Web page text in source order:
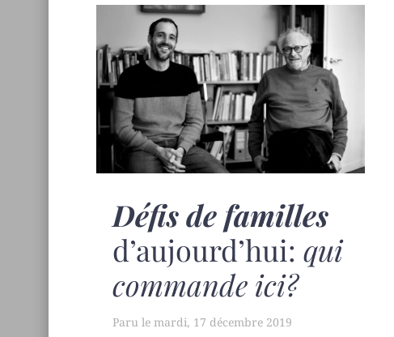
Défis de familles
d’aujourd’hui: qui
commande ici?
mardi, 17 décembre 2019